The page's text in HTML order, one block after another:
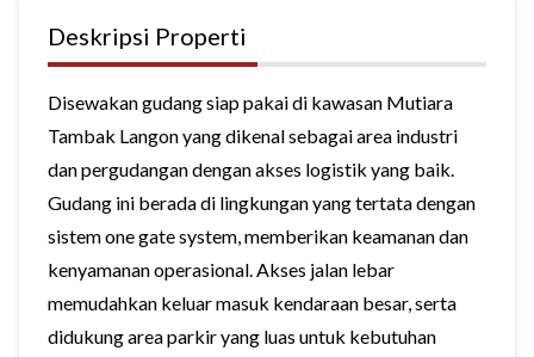
Deskripsi Properti
Disewakan gudang siap pakai di kawasan Mutiara
Tambak Langon yang dikenal sebagai area industri
dan pergudangan dengan akses logistik yang baik.
Gudang ini berada di lingkungan yang tertata dengan
sistem one gate system, memberikan keamanan dan
kenyamanan operasional. Akses jalan lebar
memudahkan keluar masuk kendaraan besar, serta
didukung area parkir yang luas untuk kebutuhan